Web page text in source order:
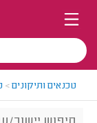
טכנאים ותיקונים>